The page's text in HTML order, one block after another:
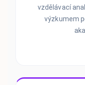
vzdělávací
výzkumem